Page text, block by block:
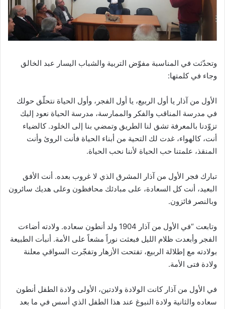
وتحدّثت في المناسبة مفوّض التربية والشباب اليسار عبد الخالق
وجاء في كلمتها:
الأول من آذار يا أول الربيع، يا أول الفجر، وأول الحياة نتحلّق حولك
في مدرسة المناقب والفكر والممارسة، مدرسة الحياة نعود إليك
تزوّدنا بالمعرفة تشق لنا الطريق وتمضي بنا إلى الخلود. كالضياء
أنت، كالهواء، غدت لك التحية من أبناء الحياة فأنت الروئ وأنت
المنقذ، علمتنا حب الحياة لأننا نحب الحياة.
تبارك فجر الأول من آذار المشرق الذي لا غروب بعده. أنت الأفق
البعيد، أنت كل السعادة، على مبادئك محافظون وعلى هديك سائرون
وبالنصر فائزون.
وتابعت “في الأول من آذار 1904 ولد أنطون سعاده. ولادته أضاءت
الفجر وأبعدت ظلام الليل فبعثت نوراً مشعاً على الأمة. أنبأت الطبيعة
بولادته مع إطلالة الربيع، تفتحت الأزهار وتفجّرت السواقي معلنة
ولادة فتى الأمة.
في الأول من آذار كانت الولادة ولادتين، الأولى ولادة الطفل أنطون
سعاده والثانية ولادة النبوغ عند هذا الطفل الذي أسس في ما بعد